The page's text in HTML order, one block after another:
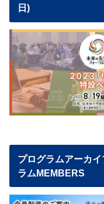
日)
プログラムアーカ
ラムMEMBERS